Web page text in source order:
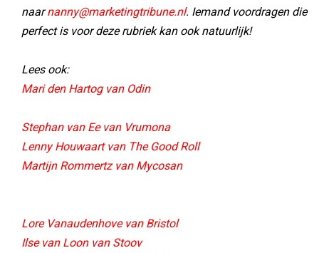
naarnanny@marketingtribune.nl. Iemand voordragen die
perfect is voor deze rubriek kan ook natuurlijk!
Lees ook:
Mari den Hartog van Odin
Stephan van Ee van Vrumona
Lenny Houwaart van The Good Roll
Martijn Rommertz van Mycosan​
Lore Vanaudenhove van Bristol
Ilse van Loon van Stoov